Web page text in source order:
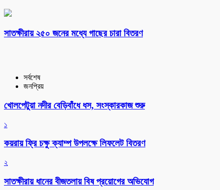
সাতক্ষীরায় ২৫০ জনের মধ্যে গাছের চারা বিতরণ
সর্বশেষ
জনপ্রিয়
খোলপেটুয়া নদীর বেড়িবাঁধে ধস, সংস্কারকাজ শুরু
১
কয়রায় ফ্রি চক্ষু ক্যাম্প উপলক্ষে লিফলেট বিতরণ
২
সাতক্ষীরায় ধানের বীজতলায় বিষ প্রয়োগের অভিযোগ